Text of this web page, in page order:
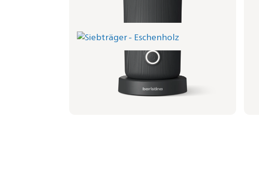
Siebträger - Eschenholz
BAR310/80 | Philips